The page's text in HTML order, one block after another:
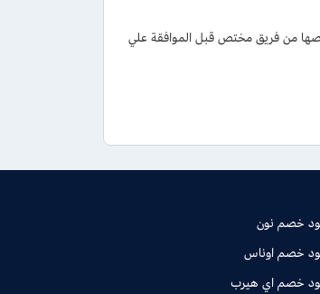
من فريق مختص قبل الموافقة علي
خصم نون
خصم اوناس
خصم اي هيرب